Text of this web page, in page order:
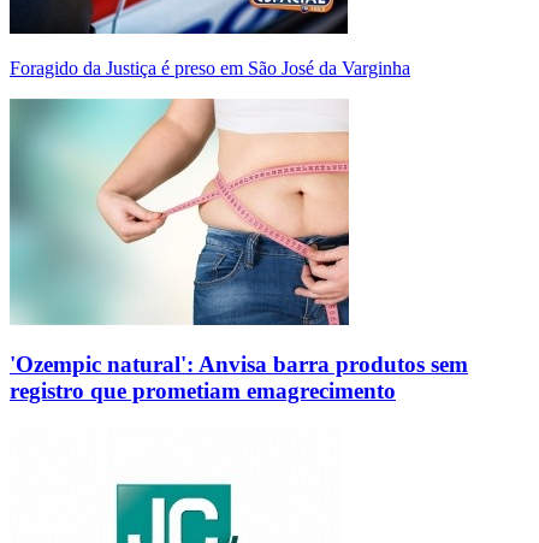
Foragido da Justiça é preso em São José da Varginha
'Ozempic natural': Anvisa barra produtos sem
registro que prometiam emagrecimento